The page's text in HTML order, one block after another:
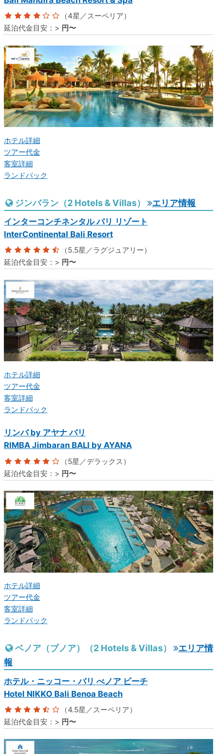
（4星／スーペリア）
延泊代金目安： > 円〜
ホテル詳細
ツアー代金
客室詳細
ランドパック
ジンバラン（2 Hotels & Villas） エリア情報
インターコンチネンタル バリ リゾート
InterContinental Bali Resort
（5.5星／ラグジュアリー）
延泊代金目安： > 円〜
ホテル詳細
ツアー代金
客室詳細
ランドパック
リンバ by アヤナ バリ
RIMBA Jimbaran BALI by AYANA
（5星／デラックス）
延泊代金目安： > 円〜
ホテル詳細
ツアー代金
客室詳細
ランドパック
ベノア（ブノア）（2 Hotels & Villas） エリア情
報
ホテル・ニッコー・バリ べノア ビーチ
Hotel NIKKO Bali Benoa Beach
（4.5星／スーペリア）
延泊代金目安： > 円〜